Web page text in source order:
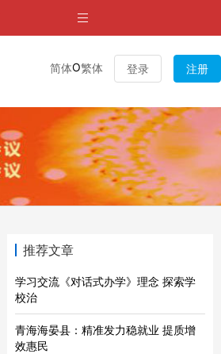
简体O繁体 登录 注册
推荐文章
学习交流《对话式办学》理念 探索学
校治
青海海晏县：精准发力稳就业 提质增
效惠民